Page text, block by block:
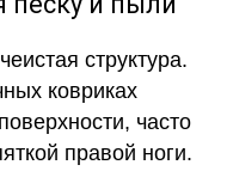
структура.
ковриках
часто
правой ноги.